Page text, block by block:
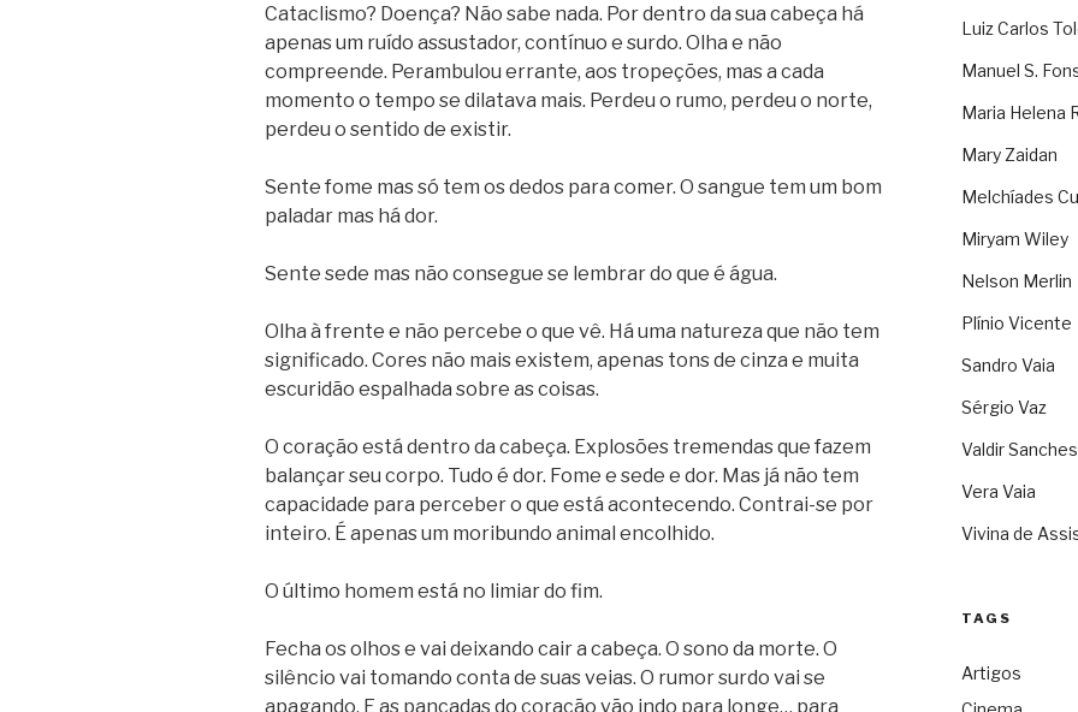
Cataclismo? Doença? Não sabe nada. Por dentro da sua cabeça há
apenas um ruído assustador, contínuo e surdo. Olha e não
compreende. Perambulou errante, aos tropeções, mas a cada
momento o tempo se dilatava mais. Perdeu o rumo, perdeu o norte,
perdeu o sentido de existir.
Sente fome mas só tem os dedos para comer. O sangue tem um bom
paladar mas há dor.
Sente sede mas não consegue se lembrar do que é água.
Olha à frente e não percebe o que vê. Há uma natureza que não tem
significado. Cores não mais existem, apenas tons de cinza e muita
escuridão espalhada sobre as coisas.
O coração está dentro da cabeça. Explosões tremendas que fazem
balançar seu corpo. Tudo é dor. Fome e sede e dor. Mas já não tem
capacidade para perceber o que está acontecendo. Contrai-se por
inteiro. É apenas um moribundo animal encolhido.
O último homem está no limiar do fim.
Fecha os olhos e vai deixando cair a cabeça. O sono da morte. O
silêncio vai tomando conta de suas veias. O rumor surdo vai se
apagando. E as pancadas do coração vão indo para longe… para
Luiz Carlos
Manuel S.
Maria Helena
Mary Zaidan
Melchíades
Miryam Wiley
Nelson Merlin
Plínio Vicente
Sandro Vaia
Sérgio Vaz
Valdir Sanches
Vera Vaia
Vivina de
TAGS
Artigos